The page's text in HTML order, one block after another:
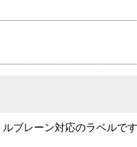
ブレーン対応のラベルで